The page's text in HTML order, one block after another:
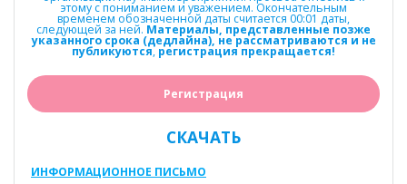
этому с пониманием и уважением. Окончательным
временем обозначенной даты считается 00:01 даты,
следующей за ней. Материалы, представленные позже
указанного срока (дедлайна), не рассматриваются и не
публикуются, регистрация прекращается!
Регистрация
СКАЧАТЬ
ИНФОРМАЦИОННОЕ ПИСЬМО